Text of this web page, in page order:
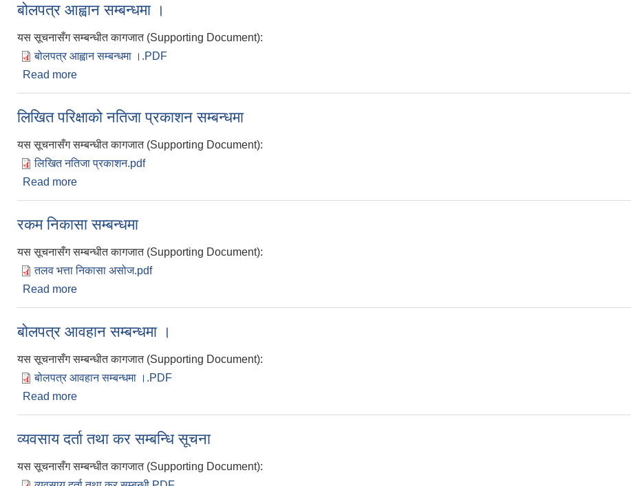
बोलपत्र आह्वान सम्बन्धमा ।
यस सूचनासँग सम्बन्धीत कागजात (Supporting Document):
बोलपत्र आह्वान सम्बन्धमा ।.PDF
Read more
लिखित परिक्षाको नतिजा प्रकाशन सम्बन्धमा
यस सूचनासँग सम्बन्धीत कागजात (Supporting Document):
लिखित नतिजा प्रकाशन.pdf
Read more
रकम निकासा सम्बन्धमा
यस सूचनासँग सम्बन्धीत कागजात (Supporting Document):
तलव भत्ता निकासा असोज.pdf
Read more
बोलपत्र आवहान सम्बन्धमा ।
यस सूचनासँग सम्बन्धीत कागजात (Supporting Document):
बोलपत्र आवहान सम्बन्धमा ।.PDF
Read more
व्यवसाय दर्ता तथा कर सम्बन्धि सूचना
यस सूचनासँग सम्बन्धीत कागजात (Supporting Document):